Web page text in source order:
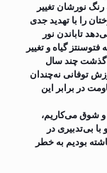
نورشان تغییر
را با تهدید جدی
تاباندن نور
گیاه و تغییر
گذشت چند سال
توفانی نه‌چندان
در برابر این
و شوق می‌کاریم،
بی‌تدبیری در
بودیم به خطر